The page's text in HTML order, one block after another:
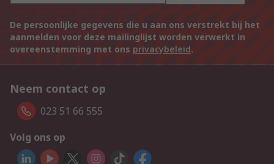
De persoonlijke gegevens die u aan ons verstrekt bij het
aanmelden voor deze mailinglijst worden verwerkt in
overeenstemming met ons privacybeleid.
Neem contact op
023 51 66 555
Volg ons op